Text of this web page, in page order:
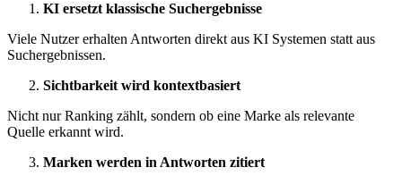
KI ersetzt klassische Suchergebnisse
Viele Nutzer erhalten Antworten direkt aus KI Systemen statt aus
Suchergebnissen.
Sichtbarkeit wird kontextbasiert
Nicht nur Ranking zählt, sondern ob eine Marke als relevante
Quelle erkannt wird.
Marken werden in Antworten zitiert